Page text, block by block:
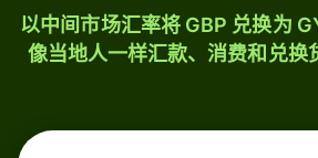
以中间市场汇率将 GBP 兑换为
像当地人一样汇款、消费和兑换